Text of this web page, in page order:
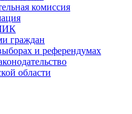
комиссия
граждан
и референдумах
области